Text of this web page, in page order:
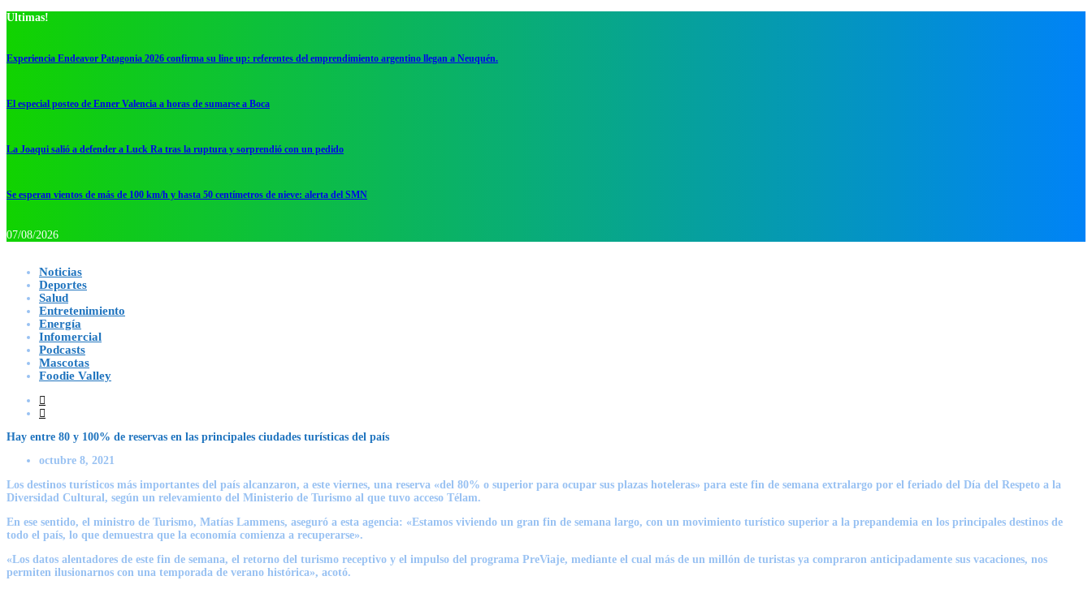
Ultimas!
Experiencia Endeavor Patagonia 2026 confirma su line up: referentes del emprendimiento argentino llegan a Neuquén.
El especial posteo de Enner Valencia a horas de sumarse a Boca
La Joaqui salió a defender a Luck Ra tras la ruptura y sorprendió con un pedido
Se esperan vientos de más de 100 km/h y hasta 50 centímetros de nieve: alerta del SMN
07/08/2026
Noticias
Deportes
Salud
Entretenimiento
Energía
Infomercial
Podcasts
Mascotas
Foodie Valley
Hay entre 80 y 100% de reservas en las principales ciudades turísticas del país
octubre 8, 2021
Los destinos turísticos más importantes del país alcanzaron, a este viernes, una reserva «del 80% o superior para ocupar sus plazas hoteleras» para este fin de semana extralargo por el feriado del Día del Respeto a la
Diversidad Cultural, según un relevamiento del Ministerio de Turismo al que tuvo acceso Télam.
En ese sentido, el ministro de Turismo, Matías Lammens, aseguró a esta agencia: «Estamos viviendo un gran fin de semana largo, con un movimiento turístico superior a la prepandemia en los principales destinos de
todo el país, lo que demuestra que la economía comienza a recuperarse».
«Los datos alentadores de este fin de semana, el retorno del turismo receptivo y el impulso del programa PreViaje, mediante el cual más de un millón de turistas ya compraron anticipadamente sus vacaciones, nos
permiten ilusionarnos con una temporada de verano histórica», acotó.